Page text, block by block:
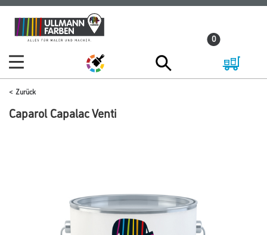
Zum
Inhalt
Zum
Navigationsmenü
0
Zurück
Caparol Capalac Venti